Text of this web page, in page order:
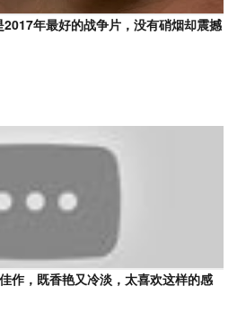
2017年最好的战争片，没有硝烟却震撼
作，既香艳又冷淡，太喜欢这样的感